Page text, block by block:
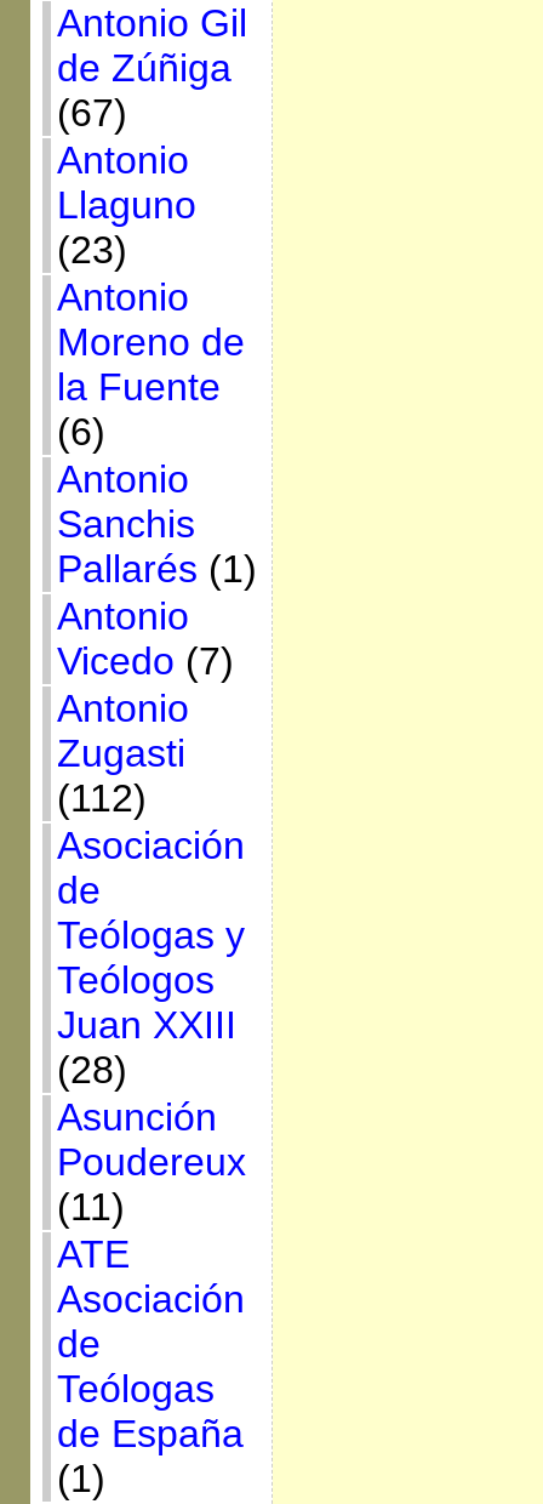
Antonio Gil
de Zúñiga
(67)
Antonio
Llaguno
(23)
Antonio
Moreno de
la Fuente
(6)
Antonio
Sanchis
Pallarés (1)
Antonio
Vicedo (7)
Antonio
Zugasti
(112)
Asociación
de
Teólogas y
Teólogos
Juan XXIII
(28)
Asunción
Poudereux
(11)
ATE
Asociación
de
Teólogas
de España
(1)